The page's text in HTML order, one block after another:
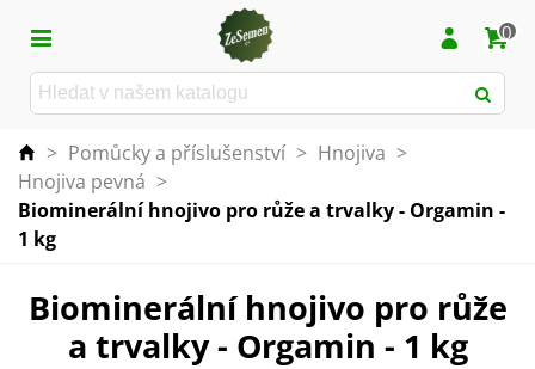
0
> Pomůcky a příslušenství > Hnojiva >
Hnojiva pevná >
Biominerální hnojivo pro růže a trvalky - Orgamin -
1 kg
Biominerální hnojivo pro růže
a trvalky - Orgamin - 1 kg